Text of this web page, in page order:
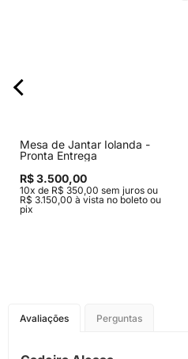
Mesa de Jantar Iolanda -
Pronta Entrega
R$ 3.500,00
10x de R$ 350,00 sem juros ou
R$ 3.150,00 à vista no boleto ou
pix
Avaliações Perguntas